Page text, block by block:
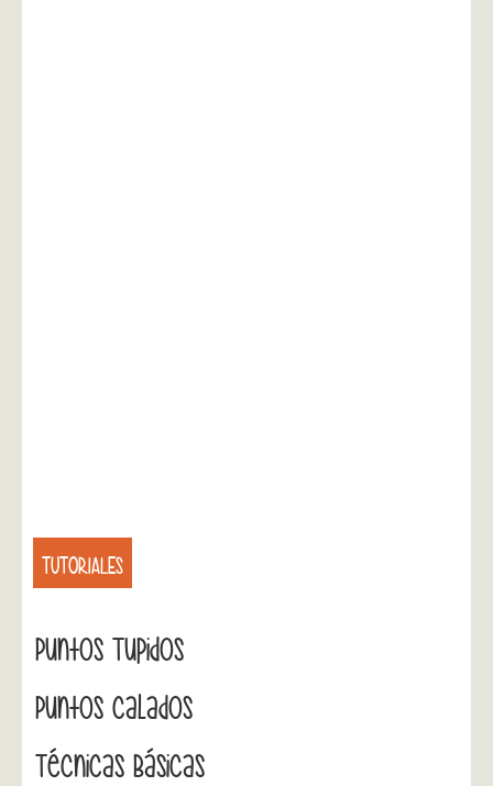
TUTORIALES
Puntos Tupidos
Puntos Calados
Técnicas Básicas